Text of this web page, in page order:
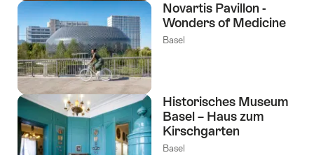
Novartis Pavillon -
Wonders of Medicine
Basel
Historisches Museum
Basel – Haus zum
Kirschgarten
Basel